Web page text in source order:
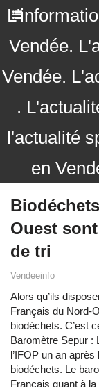
Vendée.
Vendée.
.
l'actualité
en
Ouest
de tri
Vendeeinfo
Alors qu’ils
Français du Nord-
biodéchets. C’est
Baromètre Sepur :
l’IFOP un an après
biodéchets. Le
Français quant à